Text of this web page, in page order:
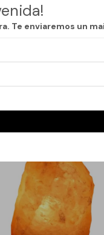
Te enviaremos un
combina utilidad diaria